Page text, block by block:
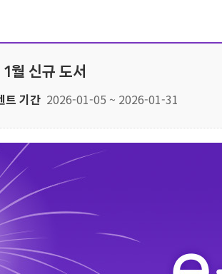
월 신규 도서
트 기간 2026-01-05 ~ 2026-01-31